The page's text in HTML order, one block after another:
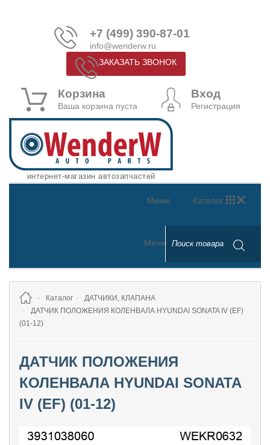
+7 (499) 390-87-01
info@wenderw.ru
ЗАКАЗАТЬ ЗВОНОК
Корзина
Ваша корзина пуста
Вход
Регистрация
интернет-магазин автозапчастей
Каталог
Меню
Меню
Каталог
ДАТЧИКИ, КЛАПАНА
ДАТЧИК ПОЛОЖЕНИЯ КОЛЕНВАЛА HYUNDAI SONATA IV (EF)
(01-12)
ДАТЧИК ПОЛОЖЕНИЯ
КОЛЕНВАЛА HYUNDAI SONATA
IV (EF) (01-12)